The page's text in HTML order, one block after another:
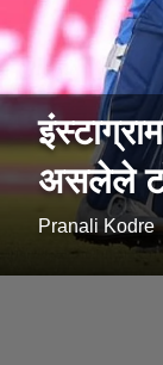
असलेले
Pranali Kodre